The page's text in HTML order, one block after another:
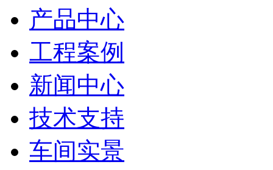
产品中心
工程案例
新闻中心
技术支持
车间实景